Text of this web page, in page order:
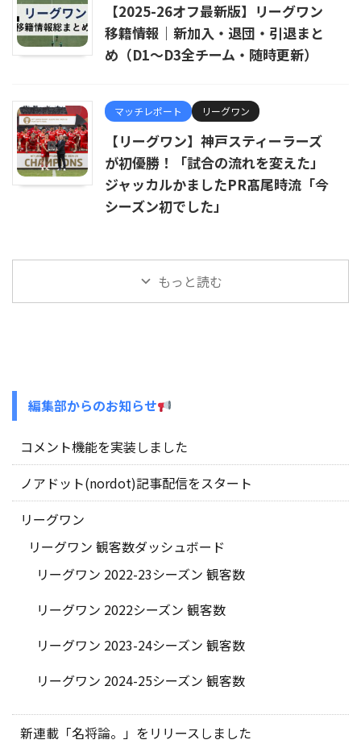
【2025-26オフ最新版】リーグワン
移籍情報｜新加入・退団・引退まと
め（D1〜D3全チーム・随時更新）
マッチレポート リーグワン
【リーグワン】神戸スティーラーズ
が初優勝！「試合の流れを変えた」
ジャッカルかましたPR髙尾時流「今
シーズン初でした」
もっと読む
編集部からのお知らせ
コメント機能を実装しました
ノアドット(nordot)記事配信をスタート
リーグワン
リーグワン 観客数ダッシュボード
リーグワン 2022-23シーズン 観客数
リーグワン 2022シーズン 観客数
リーグワン 2023-24シーズン 観客数
リーグワン 2024-25シーズン 観客数
新連載「名将論。」をリリースしました